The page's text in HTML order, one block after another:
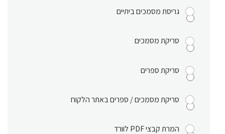
גריסת מסמכים ביתיים
סריקת מסמכים
סריקת ספרים
סריקת מסמכים / ספרים באתר הלקוח
המרת קבצי PDF לוורד